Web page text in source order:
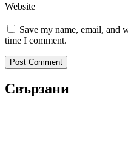
Website
Save my name, email, and
time I comment.
Свързани